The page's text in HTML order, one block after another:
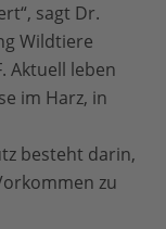
sagt Dr.
Wildtiere
Aktuell leben
im Harz, in
besteht darin,
zu